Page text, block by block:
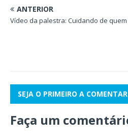
ANTERIOR
Vídeo da palestra: Cuidando de
SEJA O PRIMEIRO A COMENTAR
Faça um